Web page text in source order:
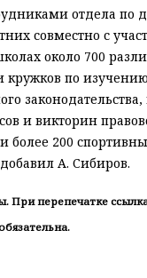
отдела по
совместно с
около 700
кружков по
и викторин
более 200
А. Сибиров.
При перепечатке